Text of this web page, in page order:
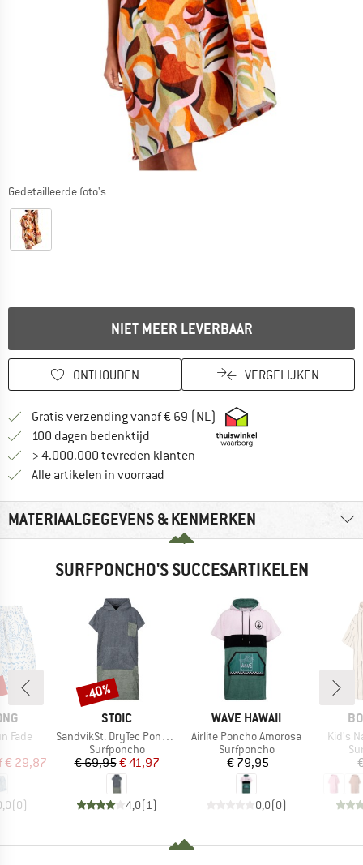
Gedetailleerde foto's
NIET MEER LEVERBAAR
ONTHOUDEN VERGELIJKEN
Gratis verzending vanaf € 69 (NL) Vind hier de
100 dagen bedenktijd Vind de betalingsinformatie hier!
> 4.000.000 tevreden klanten
Alle artikelen in voorraad
MATERIAALGEGEVENS & KENMERKEN
SURFPONCHO'S SUCCESARTIKELEN
Fade
prijs
€ 29,87
(0)
MERK
STOIC
Artikel
SandvikSt. DryTec Poncho Comfy
Productgroep
Surfponcho
Prijs
€ 69,95Verlaagde prijs
€ 41,97
4,0(1 )
Korting
-40%
MERK
WAVE HAWAII
Artikel
Airlite Poncho Amorosa
Productgroep
Surfponcho
Prijs
€ 79,95
0,0(0)
Artikel
Kid's